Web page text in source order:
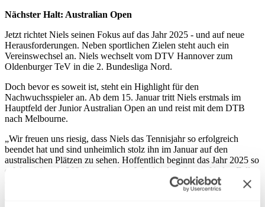
Nächster Halt: Australian Open
Jetzt richtet Niels seinen Fokus auf das Jahr 2025 - und auf neue
Herausforderungen. Neben sportlichen Zielen steht auch ein
Vereinswechsel an. Niels wechselt vom DTV Hannover zum
Oldenburger TeV in die 2. Bundesliga Nord.
Doch bevor es soweit ist, steht ein Highlight für den
Nachwuchsspieler an. Ab dem 15. Januar tritt Niels erstmals im
Hauptfeld der Junior Australian Open an und reist mit dem DTB
nach Melbourne.
„Wir freuen uns riesig, dass Niels das Tennisjahr so erfolgreich
beendet hat und sind unheimlich stolz ihn im Januar auf den
australischen Plätzen zu sehen. Hoffentlich beginnt das Jahr 2025 so
erfolgreich, wie 2024 geendet hat. Wir drücken ihm auf jeden Fall
alle Daumen für die Australian Open“, freut sich Sven
Schmidtmann, Vizepräsident Leistungssport und Bildung, über die